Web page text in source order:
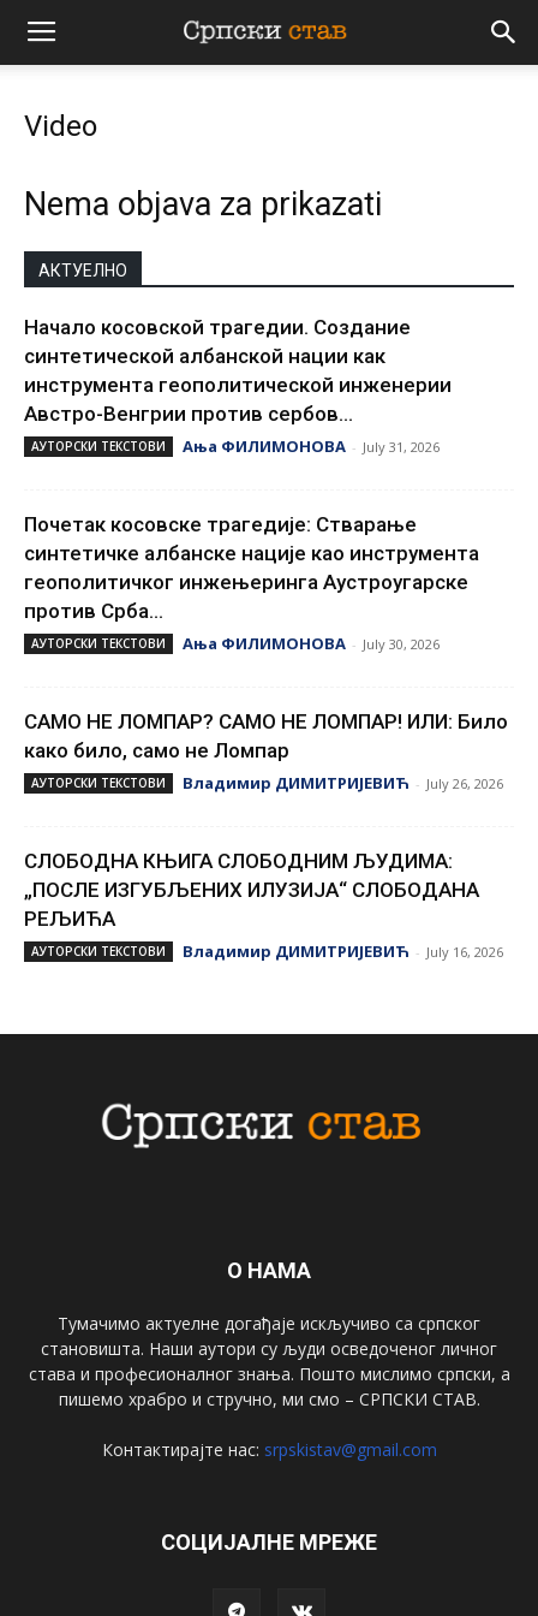
Српски
ставVideo
Nema objava za prikazati
АКТУЕЛНО
Начало косовской трагедии. Создание
синтетической албанской нации как
инструмента геополитической инженерии
Австро-Венгрии против сербов...
АУТОРСКИ ТЕКСТОВИ Ања ФИЛИМОНОВА - July 31, 2026
Почетак косовске трагедије: Стварање
синтетичке албанске нације као инструмента
геополитичког инжењеринга Аустроугарске
против Срба...
АУТОРСКИ ТЕКСТОВИ Ања ФИЛИМОНОВА - July 30, 2026
САМО НЕ ЛОМПАР? САМО НЕ ЛОМПАР! ИЛИ: Било
како било, само не Ломпар
АУТОРСКИ ТЕКСТОВИ Владимир ДИМИТРИЈЕВИЋ - July 26, 2026
СЛОБОДНА КЊИГА СЛОБОДНИМ ЉУДИМА:
„ПОСЛЕ ИЗГУБЉЕНИХ ИЛУЗИЈА“ СЛОБОДАНА
РЕЉИЋА
АУТОРСКИ ТЕКСТОВИ Владимир ДИМИТРИЈЕВИЋ - July 16, 2026
О НАМА
Тумачимо актуелне догађаје искључиво са српског
становишта. Наши аутори су људи осведоченог личног
става и професионалног знања. Пошто мислимо српски, а
пишемо храбро и стручно, ми смо – СРПСКИ СТАВ.
Контактирајте нас: srpskistav@gmail.com
СОЦИЈАЛНЕ МРЕЖЕ